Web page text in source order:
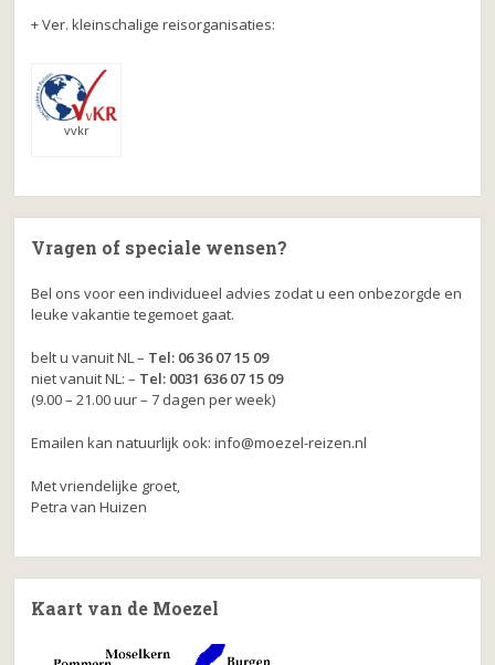
+ Ver. kleinschalige reisorganisaties:
vvkr
Vragen of speciale wensen?
Bel ons voor een individueel advies zodat u een onbezorgde en
leuke vakantie tegemoet gaat.
belt u vanuit NL – Tel: 06 36 07 15 09
niet vanuit NL: – Tel: 0031 636 07 15 09
(9.00 – 21.00 uur – 7 dagen per week)
Emailen kan natuurlijk ook: info@moezel-reizen.nl
Met vriendelijke groet,
Petra van Huizen
Kaart van de Moezel